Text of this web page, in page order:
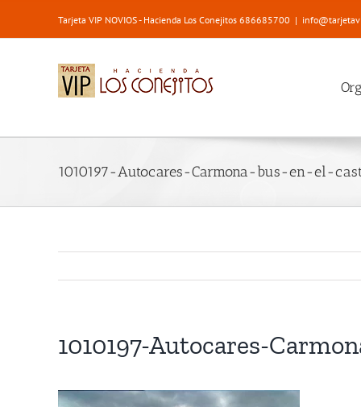
Tarjeta VIP NOVIOS - Hacienda Los Conejitos 686685700 |
1010197-Autocares-Carmona-bus-en-el-
1010197-Autocares-